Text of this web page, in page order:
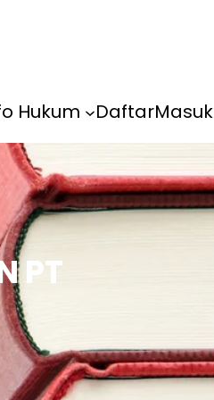
Hukum DaftarMasuk
PT